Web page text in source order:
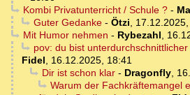
Kombi Privatunterricht / Schule ?-
Guter Gedanke- Ötzi,
Mit Humor nehmen - Rybezahl,
pov: du bist
Fidel, 16.12.2025, 18:41
Dir ist schon klar- Dragonfly,
Warum der Fachkräftemangel